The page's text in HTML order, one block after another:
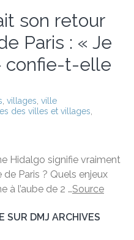
son retour
Paris : « Je
confie-t-elle
villages ville
des villes et villages
Hidalgo signifie vraiment
Paris ? Quels enjeux
à l’aube de 2 …Source
SUR DMJ ARCHIVES